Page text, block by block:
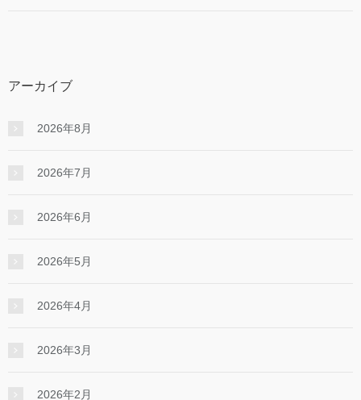
アーカイブ
2026年8月
2026年7月
2026年6月
2026年5月
2026年4月
2026年3月
2026年2月